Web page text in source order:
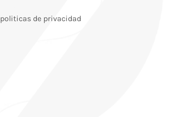
politicas de privacidad